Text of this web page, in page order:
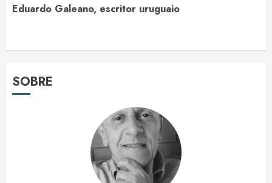
Eduardo Galeano, escritor uruguaio
SOBRE